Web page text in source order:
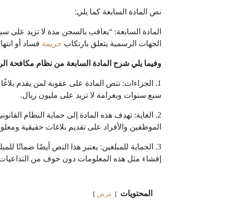
نص المادة السابعة كما يلي:
المادة السابعة: “يعاقب بالسجن مدة لا تزيد على
الجهات الرسمية يتعلق بارتكاب جريمة فساد أو
وفيما يلي شرح المادة السابعة من نظام مكافحة
1. الجزاءات: تنص المادة على عقوبة لمن يقدم
سبع سنوات وبغرامة لا تزيد على مليون ريال.
2. الغاية: تهدف هذه المادة إلى حماية النظام
الموظفين والأفراد على تقديم بلاغات حقيقية
3. الحماية للمبلغين: يعتبر هذا النص أيضًا ضمانًا
إفشاء مثل هذه المعلومات دون خوف من التداعيات
المحتويات عرض